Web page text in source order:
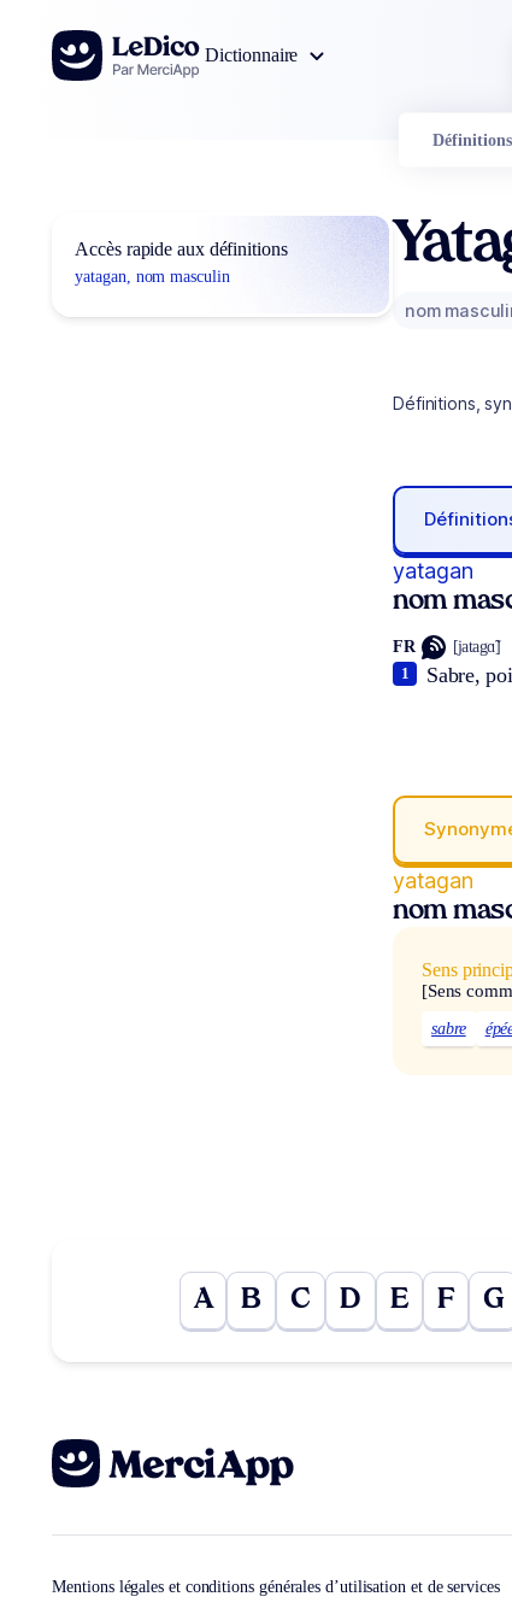
Aller au contenu
Dictionnaire
Définitions
Accès rapide aux définitions
yatagan, nom masculin
nom
Définitions,
yatagan
nom
FR [jatagɑ̃]
Sabre,
1
yatagan
nom
Sens
[Sens
sabre
A B C D E F G
Mentions légales et conditions générales d’utilisation et de services